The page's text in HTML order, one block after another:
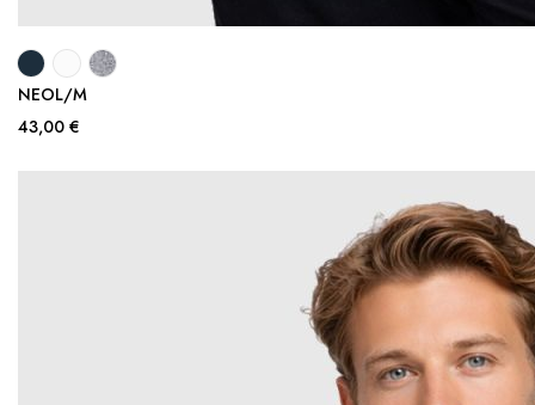
NEOL/M
43,00 €